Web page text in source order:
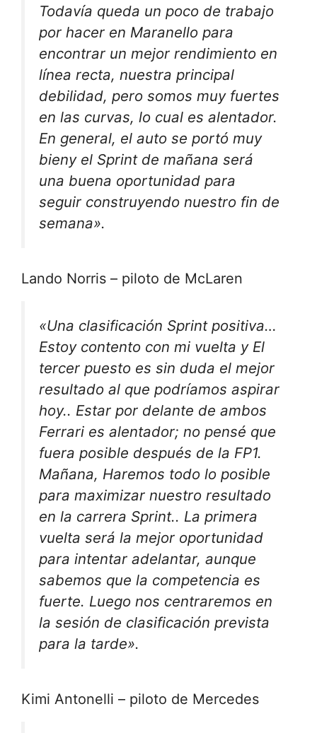
Todavía queda un poco de trabajo
por hacer en Maranello para
encontrar un mejor rendimiento en
línea recta, nuestra principal
debilidad, pero somos muy fuertes
en las curvas, lo cual es alentador.
En general, el auto se portó muy
bieny el Sprint de mañana será
una buena oportunidad para
seguir construyendo nuestro fin de
semana».
Lando Norris – piloto de McLaren
«Una clasificación Sprint positiva…
Estoy contento con mi vuelta y El
tercer puesto es sin duda el mejor
resultado al que podríamos aspirar
hoy.. Estar por delante de ambos
Ferrari es alentador; no pensé que
fuera posible después de la FP1.
Mañana, Haremos todo lo posible
para maximizar nuestro resultado
en la carrera Sprint.. La primera
vuelta será la mejor oportunidad
para intentar adelantar, aunque
sabemos que la competencia es
fuerte. Luego nos centraremos en
la sesión de clasificación prevista
para la tarde».
Kimi Antonelli – piloto de Mercedes